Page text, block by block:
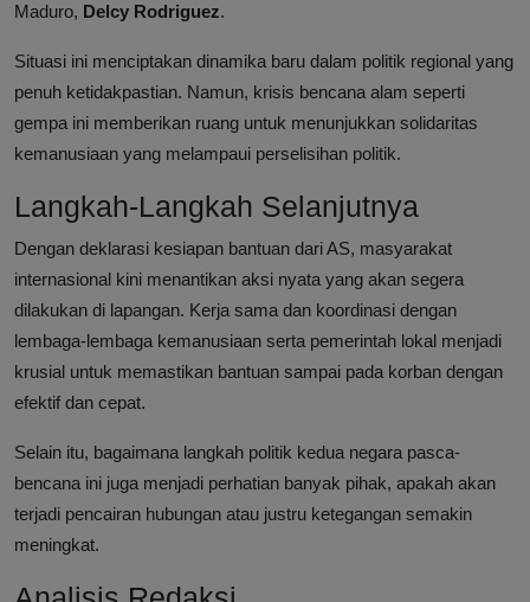
Maduro, Delcy Rodriguez.
Situasi ini menciptakan dinamika baru dalam politik regional yang
penuh ketidakpastian. Namun, krisis bencana alam seperti
gempa ini memberikan ruang untuk menunjukkan solidaritas
kemanusiaan yang melampaui perselisihan politik.
Langkah-Langkah Selanjutnya
Dengan deklarasi kesiapan bantuan dari AS, masyarakat
internasional kini menantikan aksi nyata yang akan segera
dilakukan di lapangan. Kerja sama dan koordinasi dengan
lembaga-lembaga kemanusiaan serta pemerintah lokal menjadi
krusial untuk memastikan bantuan sampai pada korban dengan
efektif dan cepat.
Selain itu, bagaimana langkah politik kedua negara pasca-
bencana ini juga menjadi perhatian banyak pihak, apakah akan
terjadi pencairan hubungan atau justru ketegangan semakin
meningkat.